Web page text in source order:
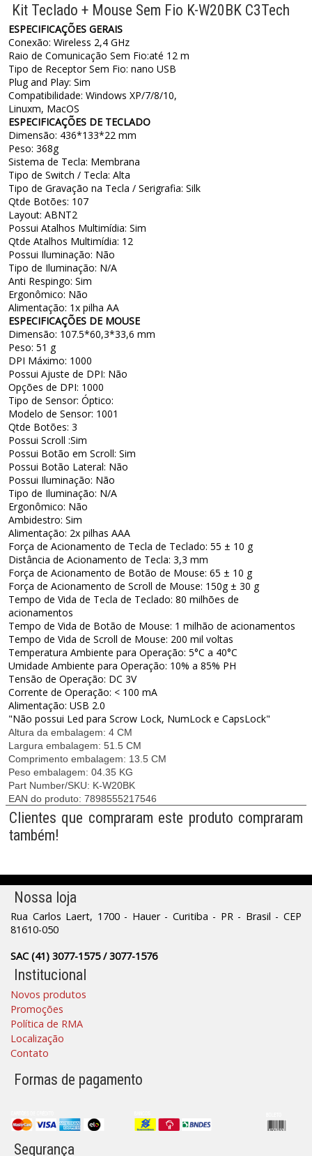
Kit Teclado + Mouse Sem Fio K-W20BK C3Tech
ESPECIFICAÇÕES GERAIS
Conexão: Wireless 2,4 GHz
Raio de Comunicação Sem Fio:até 12 m
Tipo de Receptor Sem Fio: nano USB
Plug and Play: Sim
Compatibilidade: Windows XP/7/8/10,
Linuxm, MacOS
ESPECIFICAÇÕES DE TECLADO
Dimensão: 436*133*22 mm
Peso: 368g
Sistema de Tecla: Membrana
Tipo de Switch / Tecla: Alta
Tipo de Gravação na Tecla / Serigrafia: Silk
Qtde Botões: 107
Layout: ABNT2
Possui Atalhos Multimídia: Sim
Qtde Atalhos Multimídia: 12
Possui Iluminação: Não
Tipo de Iluminação: N/A
Anti Respingo: Sim
Ergonômico: Não
Alimentação: 1x pilha AA
ESPECIFICAÇÕES DE MOUSE
Dimensão: 107.5*60,3*33,6 mm
Peso: 51 g
DPI Máximo: 1000
Possui Ajuste de DPI: Não
Opções de DPI: 1000
Tipo de Sensor: Óptico:
Modelo de Sensor: 1001
Qtde Botões: 3
Possui Scroll :Sim
Possui Botão em Scroll: Sim
Possui Botão Lateral: Não
Possui Iluminação: Não
Tipo de Iluminação: N/A
Ergonômico: Não
Ambidestro: Sim
Alimentação: 2x pilhas AAA
Força de Acionamento de Tecla de Teclado: 55 ± 10 g
Distância de Acionamento de Tecla: 3,3 mm
Força de Acionamento de Botão de Mouse: 65 ± 10 g
Força de Acionamento de Scroll de Mouse: 150g ± 30 g
Tempo de Vida de Tecla de Teclado: 80 milhões de
acionamentos
Tempo de Vida de Botão de Mouse: 1 milhão de acionamentos
Tempo de Vida de Scroll de Mouse: 200 mil voltas
Temperatura Ambiente para Operação: 5°C a 40°C
Umidade Ambiente para Operação: 10% a 85% PH
Tensão de Operação: DC 3V
Corrente de Operação: < 100 mA
Alimentação: USB 2.0
"Não possui Led para Scrow Lock, NumLock e CapsLock"
Altura da embalagem: 4 CM
Largura embalagem: 51.5 CM
Comprimento embalagem: 13.5 CM
Peso embalagem: 04.35 KG
Part Number/SKU: K-W20BK
EAN do produto: 7898555217546
Clientes que compraram este produto compraram
também!
Nossa loja
Rua Carlos Laert, 1700 - Hauer - Curitiba - PR - Brasil - CEP
81610-050
SAC (41) 3077-1575 / 3077-1576
Institucional
Novos produtos
Promoções
Política de RMA
Localização
Contato
Formas de pagamento
Segurança